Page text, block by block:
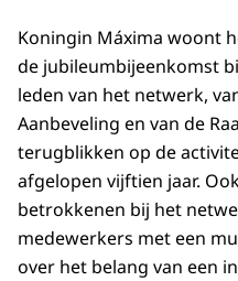
Koningin Máxima woont
de jubileumbijeenkomst
leden van het netwerk,
Aanbeveling en van de
terugblikken op de
afgelopen vijftien jaar.
betrokkenen bij het
medewerkers met een
over het belang van een